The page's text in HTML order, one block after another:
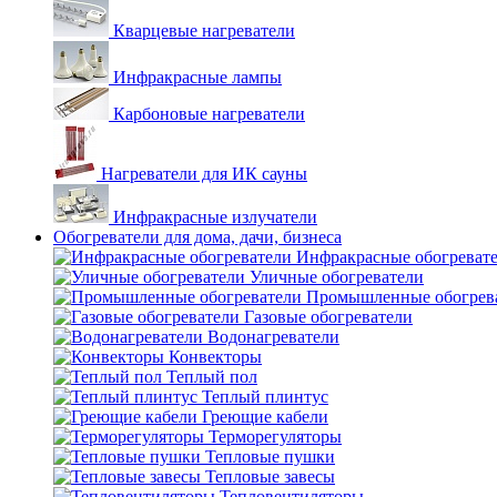
Кварцевые нагреватели
Инфракрасные лампы
Карбоновые нагреватели
Нагреватели для ИК сауны
Инфракрасные излучатели
Обогреватели для дома, дачи, бизнеса
Инфракрасные
Уличные обогреватели
Промышленные
Газовые обогреватели
Водонагреватели
Конвекторы
Теплый пол
Теплый плинтус
Греющие кабели
Терморегуляторы
Тепловые пушки
Тепловые завесы